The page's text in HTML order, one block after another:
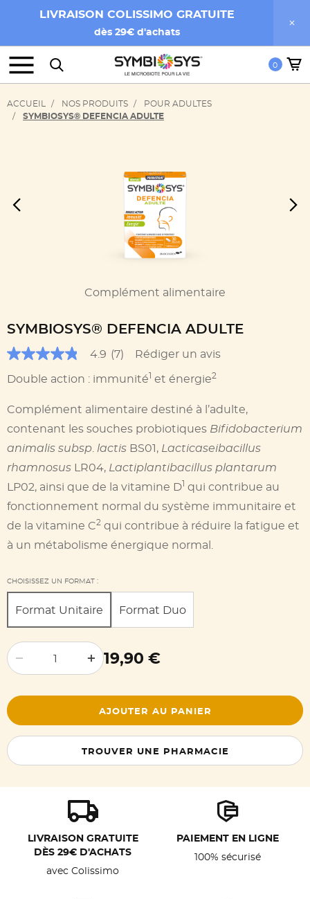
LIVRAISON COLISSIMO GRATUITE
dès 29€ d'achats
0
ACCUEIL NOS PRODUITS
POUR ADULTES
SYMBIOSYS® DEFENCIA ADULTE
Complément alimentaire
SYMBIOSYS® DEFENCIA ADULTE
4.9
of
stars,
average
rating
value.
Read
Reviews.
Lien
sur
la
même
page.
4.9 (7)
Rédiger un avis
Double action : immunité1 et énergie2
Complément alimentaire destiné à l’adulte,
contenant les souches probiotiques Bifidobacterium
animalis subsp. lactis BS01, Lacticaseibacillus
rhamnosus LR04, Lactiplantibacillus plantarum
LP02, ainsi que de la vitamine D1 qui contribue au
fonctionnement normal du système immunitaire et
de la vitamine C2 qui contribue à réduire la fatigue et
à un métabolisme énergique normal.
CHOISISSEZ UN FORMAT :
Format Unitaire Format Duo
Decrease quantity by one
Increase quantity by one
19,90 €
AJOUTER AU PANIER
TROUVER UNE PHARMACIE
LIVRAISON GRATUITE
DÈS 29€ D'ACHATS
avec Colissimo
PAIEMENT EN LIGNE
100% sécurisé